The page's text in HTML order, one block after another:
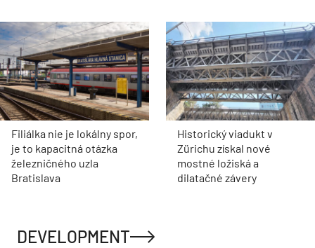
Filiálka nie je lokálny spor,
je to kapacitná otázka
železničného uzla
Bratislava
Historický viadukt v
Zürichu získal nové
mostné ložiská a
dilatačné závery
DEVELOPMENT